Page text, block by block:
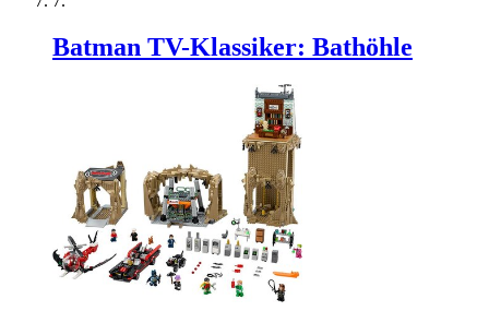
Batman TV-Klassiker: Bathöhle